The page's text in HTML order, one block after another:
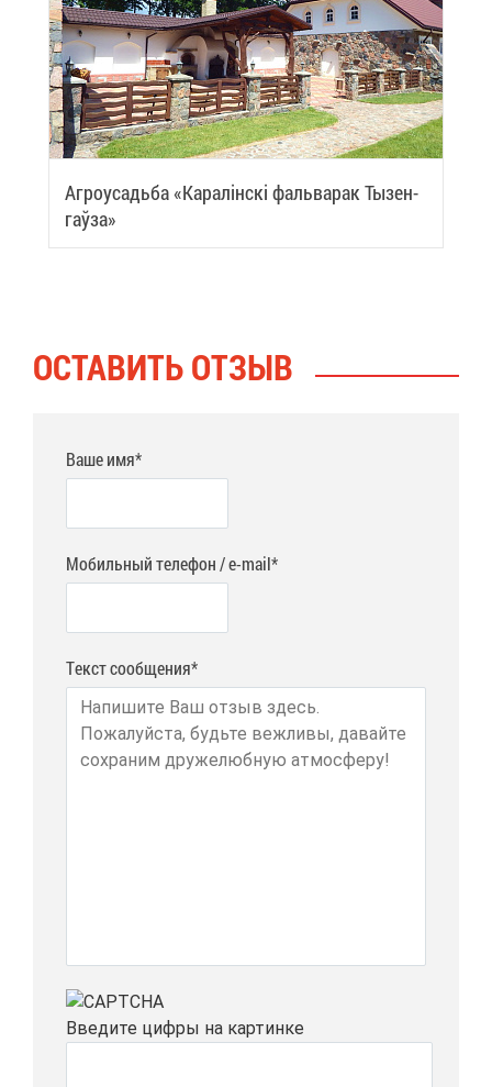
Аг­ро­усадь­ба «Карaлiн­скi фaль­ва­рак Ты­зен­
гаўза»
ОСТА­ВИТЬ ОТ­ЗЫВ
Ваше имя*
Мобильный телефон / e-mail*
Текст сообщения*
Вве­ди­те циф­ры на кар­тин­ке